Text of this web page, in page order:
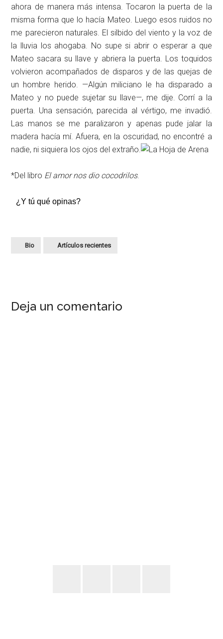
ahora de manera más intensa. Tocaron la puerta de la
misma forma que lo hacía Mateo. Luego esos ruidos no
me parecieron naturales. El silbido del viento y la voz de
la lluvia los ahogaba. No supe si abrir o esperar a que
Mateo sacara su llave y abriera la puerta. Los toquidos
volvieron acompañados de disparos y de las quejas de
un hombre herido. —Algún miliciano le ha disparado a
Mateo y no puede sujetar su llave—, me dije. Corrí a la
puerta. Una sensación, parecida al vértigo, me invadió.
Las manos se me paralizaron y apenas pude jalar la
madera hacía mí. Afuera, en la oscuridad, no encontré a
nadie, ni siquiera los ojos del extraño.
*Del libro El amor nos dio cocodrilos.
¿Y tú qué opinas?
Bio Artículos recientes
Deja un comentario